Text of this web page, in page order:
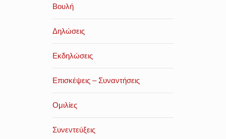
Βουλή
Δηλώσεις
Εκδηλώσεις
Επισκέψεις – Συναντήσεις
Ομιλίες
Συνεντεύξεις